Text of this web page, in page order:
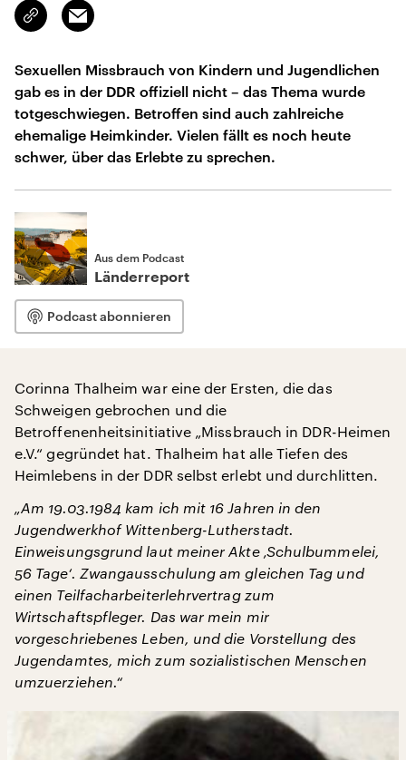
Link
kopieren/teilen
Email
Sexuellen Missbrauch von Kindern und Jugendlichen
gab es in der DDR offiziell nicht – das Thema wurde
totgeschwiegen. Betroffen sind auch zahlreiche
ehemalige Heimkinder. Vielen fällt es noch heute
schwer, über das Erlebte zu sprechen.
Aus dem Podcast
Länderreport
Podcast abonnieren
Corinna Thalheim war eine der Ersten, die das
Schweigen gebrochen und die
Betroffenenheitsinitiative „Missbrauch in DDR-Heimen
e.V.“ gegründet hat. Thalheim hat alle Tiefen des
Heimlebens in der DDR selbst erlebt und durchlitten.
„Am 19.03.1984 kam ich mit 16 Jahren in den
Jugendwerkhof Wittenberg-Lutherstadt.
Einweisungsgrund laut meiner Akte ‚Schulbummelei,
56 Tage‘. Zwangausschulung am gleichen Tag und
einen Teilfacharbeiterlehrvertrag zum
Wirtschaftspfleger. Das war mein mir
vorgeschriebenes Leben, und die Vorstellung des
Jugendamtes, mich zum sozialistischen Menschen
umzuerziehen.“